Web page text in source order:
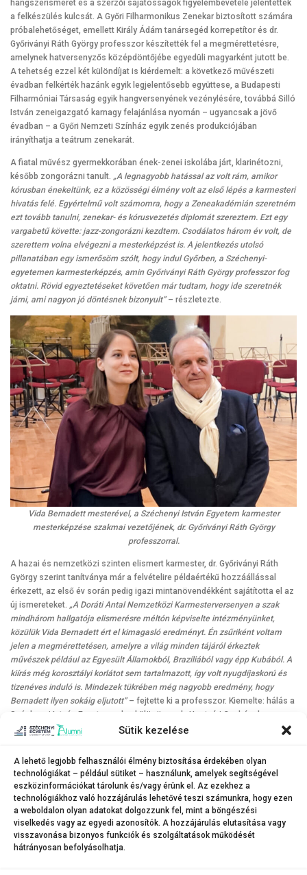
Sütik kezelése
A lehető legjobb felhasználói élmény biztosítása érdekében olyan
technológiákat – például sütiket – használunk, amelyek segítségével
eszközinformációkat tárolunk és/vagy érünk el. Az ezekhez a
technológiákhoz való hozzájárulás lehetővé teszi számunkra, hogy ezen
a weboldalon olyan adatokat dolgozzunk fel, mint a böngészési
viselkedés vagy az egyedi azonosítók. A hozzájárulás elutasítása vagy
visszavonása bizonyos funkciók és szolgáltatások működését
hátrányosan befolyásolhatja.
hangszerismeret és a szerzői sajátosságok figyelembevétele jelentették
a felkészülés kulcsát. A Győri Filharmonikus Zenekar biztosított számára
próbalehetőséget, emellett Király Ádám tanársegéd korrepetítor és dr.
Győriványi Ráth György professzor készítették fel a megmérettetésre,
amelynek hatversenyzős középdöntőjébe egyedüli magyarként jutott be.
A tehetség ezzel két különdíjat is kiérdemelt: a következő művészeti
évadban felkérték hazánk egyik legjelentősebb együttese, a Budapesti
Filharmóniai Társaság egyik hangversenyének vezénylésére, továbbá Silló
István zeneigazgató karnagy felajánlása nyomán – ugyancsak a jövő
évadban – a Győri Nemzeti Színház egyik zenés produkciójában
irányíthatja a teátrum zenekarát.
A fiatal művész gyermekkorában ének-zenei iskolába járt, klarinétozni,
később zongorázni tanult. „A legnagyobb hatással az volt rám, amikor
kórusban énekeltünk, ez a közösségi élmény volt az első lépés a karmesteri
hivatás felé. Egyértelmű volt számomra, hogy a Zeneakadémián szeretném
ezt tovább tanulni, zenekar- és kórusvezetés diplomát szereztem. Ezt egy
vargabetű követte: jazz-zongorázni kezdtem. Csodálatos három év volt, de
szerettem volna elvégezni a mesterképzést is. A jelentkezés utolsó
pillanatában egy ismerősöm szólt, hogy indul Győrben, a Széchenyi-
egyetemen karmesterképzés, amin Győriványi Ráth György professzor fog
oktatni. Rövid egyeztetéseket követően már tudtam, hogy ide szeretnék
járni, ami nagyon jó döntésnek bizonyult”– részletezte.
Vida Bernadett mesterével, a Széchenyi István Egyetem karmester
mesterképzése szakmai vezetőjének, dr. Győriványi Ráth György
professzorral.
A hazai és nemzetközi szinten elismert karmester, dr. Győriványi Ráth
György szerint tanítványa már a felvételire példaértékű hozzáállással
érkezett, az első év során pedig igazi mintanövendékként sajátította el az
új ismereteket. „A Doráti Antal Nemzetközi Karmesterversenyen a szak
mindhárom hallgatója elismerésre méltón képviselte intézményünket,
közülük Vida Bernadett ért el kimagasló eredményt. Én zsűriként voltam
jelen a megmérettetésen, amelyre a világ minden tájáról érkeztek
művészek például az Egyesült Államokból, Brazíliából vagy épp Kubából. A
kiírás még korosztályi korlátot sem tartalmazott, így volt nyugdíjaskorú és
tizenéves induló is. Mindezek tükrében még nagyobb eredmény, hogy
Bernadett ilyen sokáig eljutott”– fejtette ki a professzor. Kiemelte: hálás a
Széchenyi István Egyetemnek – különösen dr. Hontvári Csabának, a
Művészeti Kar dékánjának, a szak kezdeményezőjének –, amiért hitt a
elismertségéhez is nagymértékben hozzájárul. Elárulta: a
karmesterképzés értékét tovább növeli, hogy egyik hallgatójának,
Boldoghy-Kummert Péternek a Magyar Állami Operaház játssza majd el
diplomaversenyét, Pánczél Tamás hallgató diplomájában pedig a neves
Budafoki Dohnányi Zenekar működik közre.